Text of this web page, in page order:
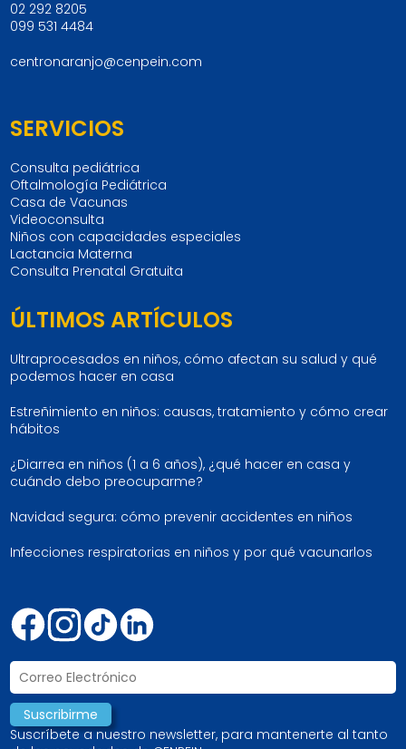
02 292 8205
099 531 4484
centronaranjo@cenpein.com
SERVICIOS
Consulta pediátrica
Oftalmología Pediátrica
Casa de Vacunas
Videoconsulta
Niños con capacidades especiales
Lactancia Materna
Consulta Prenatal Gratuita
ÚLTIMOS ARTÍCULOS
Ultraprocesados en niños, cómo afectan su salud y qué
podemos hacer en casa
Estreñimiento en niños: causas, tratamiento y cómo crear
hábitos
¿Diarrea en niños (1 a 6 años), ¿qué hacer en casa y
cuándo debo preocuparme?
Navidad segura: cómo prevenir accidentes en niños
Infecciones respiratorias en niños y por qué vacunarlos
Suscríbete a nuestro newsletter, para mantenerte al tanto